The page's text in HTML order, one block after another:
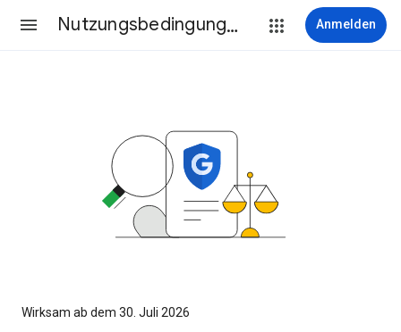
Nutzungsbedingungen Anmelden
Wirksam ab dem 30. Juli 2026